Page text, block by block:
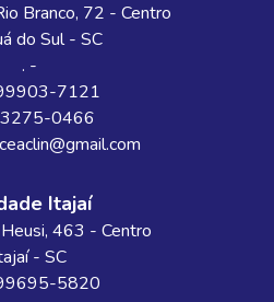
Branco, 72 - Centro
do Sul- SC
. -
7121
0466
Itajaí
, 463 - Centro
- SC
5820